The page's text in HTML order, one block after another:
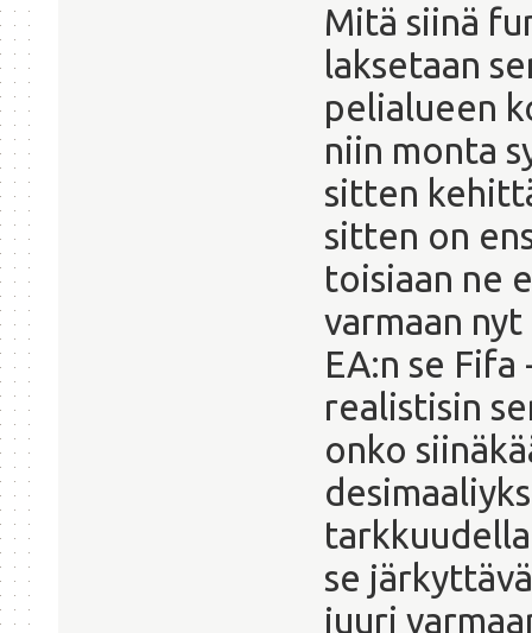
Mitä siinä
laksetaan
pelialueen
niin monta
sitten
sitten on
toisiaan ne
varmaan
EA:n se
realistisin
onko
se
juuri